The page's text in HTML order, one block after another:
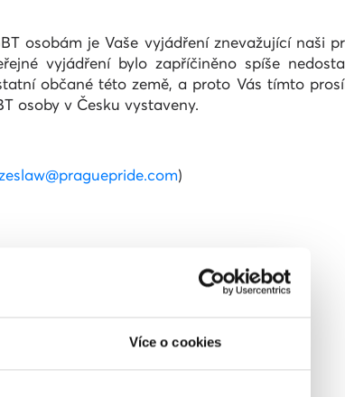
Více o cookies
osobám je Vaše vyjádření znevažující naši
vyjádření bylo zapříčiněno spíše
občané této země, a proto Vás tímto
osoby v Česku vystaveny.
)